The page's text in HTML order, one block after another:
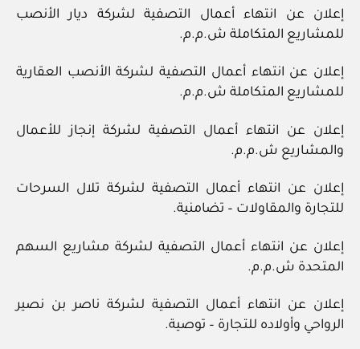
إعلان عن انتهاء أعمال التصفية لشركة ديار الأنصب
للمشاريع المتكاملة ش.م.م.
إعلان عن انتهاء أعمال التصفية لشركة الأنصب العقارية
للمشاريع المتكاملة ش.م.م.
إعلان عن انتهاء أعمال التصفية لشركة إنجاز للأعمال
والمشاريع ش.م.م.
إعلان عن انتهاء أعمال التصفية لشركة تلال السرحات
للتجارة والمقاولات – تضامنية.
إعلان عن انتهاء أعمال التصفية لشركة مشاريع السهم
المتحدة ش.م.م.
إعلان عن انتهاء أعمال التصفية لشركة ناصر بن نصير
الرواحي وأولاده للتجارة – توصية.